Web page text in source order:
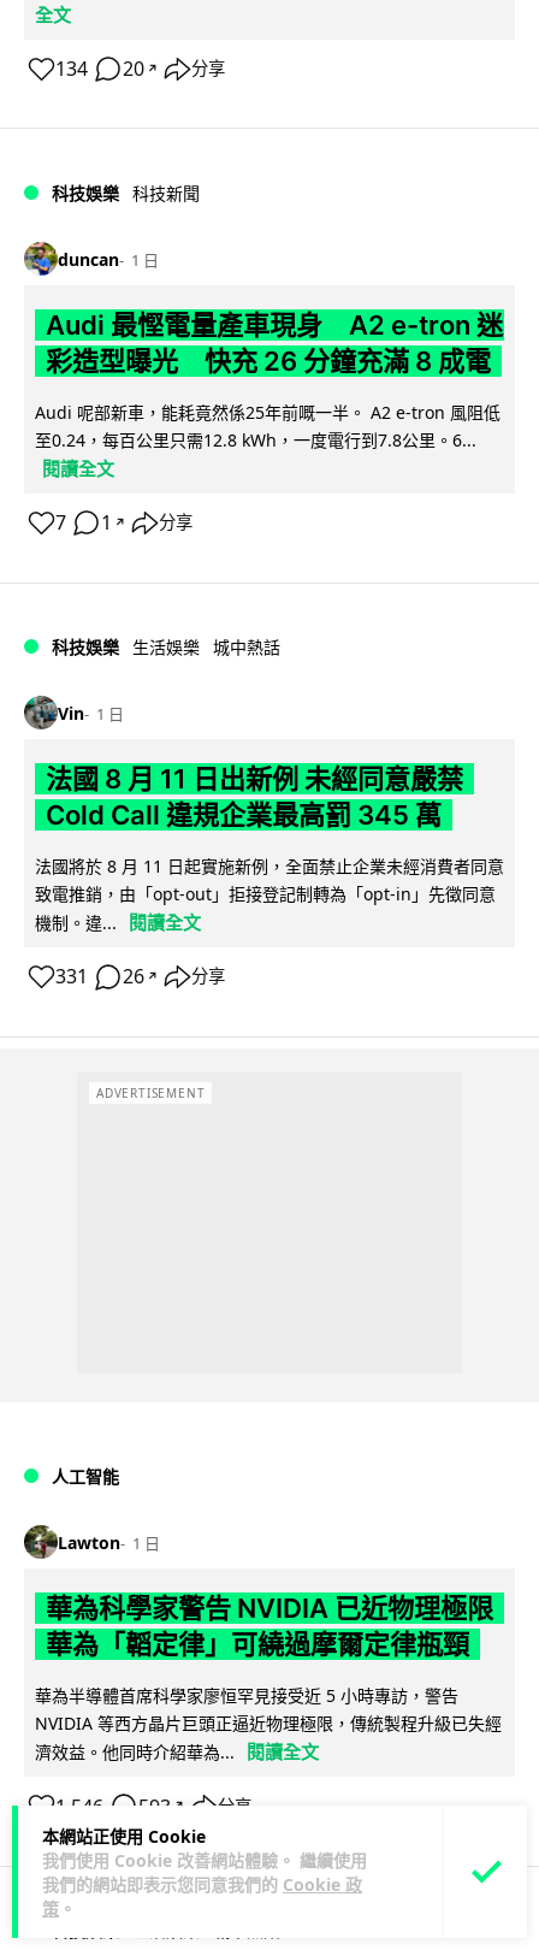
本網站正使用 Cookie
我們使用 Cookie 改善網站體驗。 繼續使用
我們的網站即表示您同意我們的 Cookie 政
策 。
全文
134 20 ↗ 分享
科技娛樂 科技新聞
duncan 1 日
Audi 最慳電量產車現身 A2 e-tron 迷
彩造型曝光 快充 26 分鐘充滿 8 成電
Audi 呢部新車，能耗竟然係25年前嘅一半。 A2 e-tron 風阻低
至0.24，每百公里只需12.8 kWh，一度電行到7.8公里。6...
閱讀全文
7 1 ↗ 分享
科技娛樂 生活娛樂 城中熱話
Vin 1 日
法國 8 月 11 日出新例 未經同意嚴禁
Cold Call 違規企業最高罰 345 萬
法國將於 8 月 11 日起實施新例，全面禁止企業未經消費者同意
致電推銷，由「opt-out」拒接登記制轉為「opt-in」先徵同意
機制。違...
閱讀全文
331 26 ↗ 分享
ADVERTISEMENT
人工智能
Lawton 1 日
華為科學家警告 NVIDIA 已近物理極限
華為「韜定律」可繞過摩爾定律瓶頸
華為半導體首席科學家廖恒罕見接受近 5 小時專訪，警告
NVIDIA 等西方晶片巨頭正逼近物理極限，傳統製程升級已失經
濟效益。他同時介紹華為...
閱讀全文
1,546 593 ↗ 分享